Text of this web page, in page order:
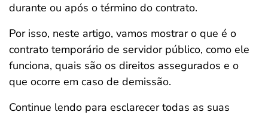
durante ou após o término do contrato.
Por isso, neste artigo, vamos mostrar o que é o
contrato temporário de servidor público, como ele
funciona, quais são os direitos assegurados e o
que ocorre em caso de demissão.
Continue lendo para esclarecer todas as suas